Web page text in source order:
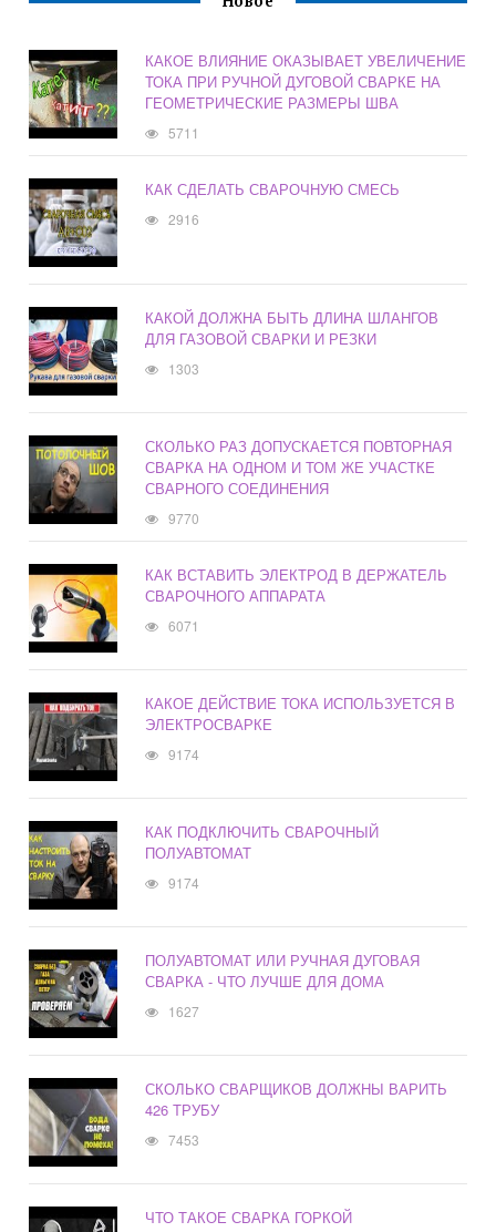
КАКОЕ ВЛИЯНИЕ ОКАЗЫВАЕТ УВЕЛИЧЕНИЕ
ТОКА ПРИ РУЧНОЙ ДУГОВОЙ СВАРКЕ НА
ГЕОМЕТРИЧЕСКИЕ РАЗМЕРЫ ШВА
5711
КАК СДЕЛАТЬ СВАРОЧНУЮ СМЕСЬ
2916
КАКОЙ ДОЛЖНА БЫТЬ ДЛИНА ШЛАНГОВ
ДЛЯ ГАЗОВОЙ СВАРКИ И РЕЗКИ
1303
СКОЛЬКО РАЗ ДОПУСКАЕТСЯ ПОВТОРНАЯ
СВАРКА НА ОДНОМ И ТОМ ЖЕ УЧАСТКЕ
СВАРНОГО СОЕДИНЕНИЯ
9770
КАК ВСТАВИТЬ ЭЛЕКТРОД В ДЕРЖАТЕЛЬ
СВАРОЧНОГО АППАРАТА
6071
КАКОЕ ДЕЙСТВИЕ ТОКА ИСПОЛЬЗУЕТСЯ В
ЭЛЕКТРОСВАРКЕ
9174
КАК ПОДКЛЮЧИТЬ СВАРОЧНЫЙ
ПОЛУАВТОМАТ
9174
ПОЛУАВТОМАТ ИЛИ РУЧНАЯ ДУГОВАЯ
СВАРКА - ЧТО ЛУЧШЕ ДЛЯ ДОМА
1627
СКОЛЬКО СВАРЩИКОВ ДОЛЖНЫ ВАРИТЬ
426 ТРУБУ
7453
ЧТО ТАКОЕ СВАРКА ГОРКОЙ